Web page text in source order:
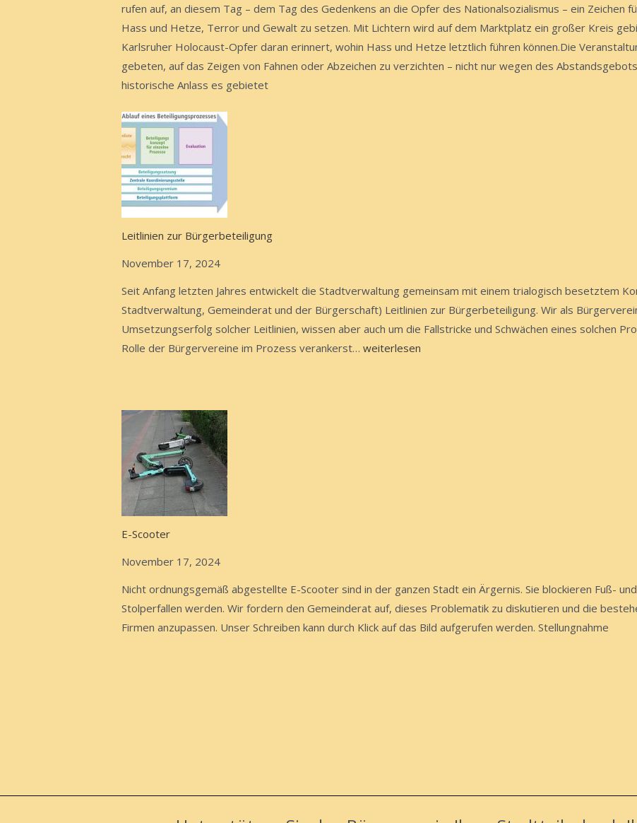
rufen auf, an diesem Tag – dem Tag des Gedenkens an die Opfer des Nationalsozialismus – ein Zeichen
Hass und Hetze, Terror und Gewalt zu setzen. Mit Lichtern wird auf dem Marktplatz ein großer Kreis
Karlsruher Holocaust-Opfer daran erinnert, wohin Hass und Hetze letztlich führen können.Die
gebeten, auf das Zeigen von Fahnen oder Abzeichen zu verzichten – nicht nur wegen des
historische Anlass es gebietet
Leitlinien zur Bürgerbeteiligung
November 17, 2024
Seit Anfang letzten Jahres entwickelt die Stadtverwaltung gemeinsam mit einem trialogisch besetztem
Stadtverwaltung, Gemeinderat und der Bürgerschaft) Leitlinien zur Bürgerbeteiligung. Wir als
Umsetzungserfolg solcher Leitlinien, wissen aber auch um die Fallstricke und Schwächen eines solchen
Rolle der Bürgervereine im Prozess verankerst…Leitlinien
weiterlesen
E-Scooter
November 17, 2024
Nicht ordnungsgemäß abgestellte E-Scooter sind in der ganzen Stadt ein Ärgernis. Sie blockieren Fuß-
Stolperfallen werden. Wir fordern den Gemeinderat auf, dieses Problematik zu diskutieren und die
Firmen anzupassen. Unser Schreiben kann durch Klick auf das Bild aufgerufen werden. Stellungnahme